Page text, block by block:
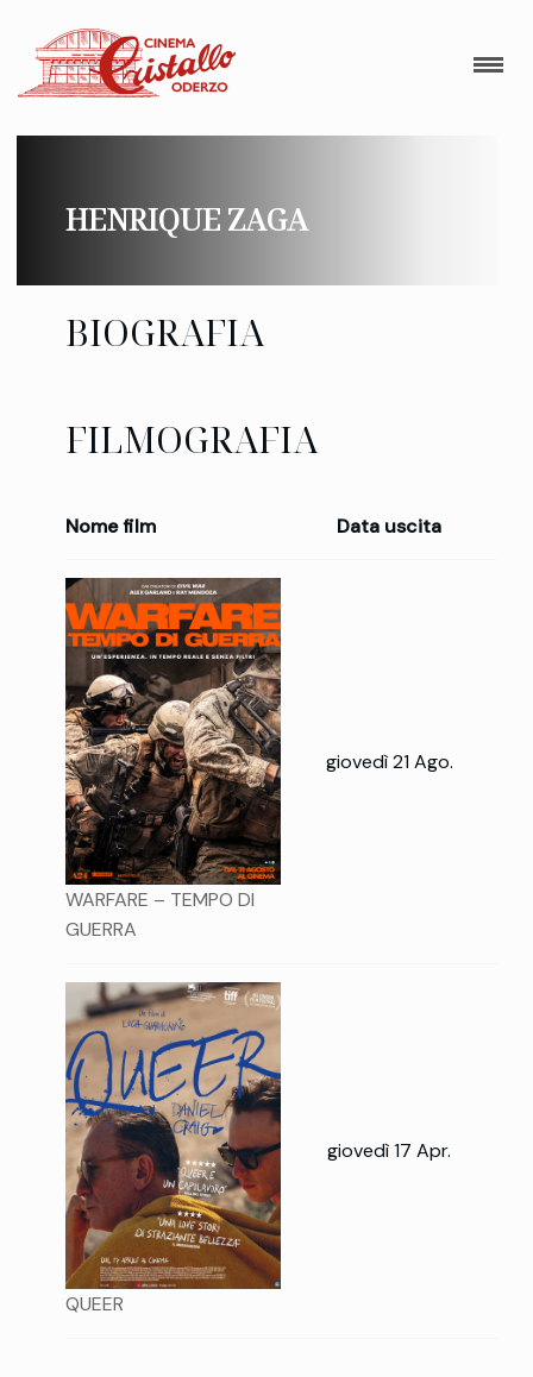
HENRIQUE ZAGA
BIOGRAFIA
FILMOGRAFIA
Nome film Data uscita
WARFARE – TEMPO DI
GUERRA
giovedì 21 Ago.
QUEER
giovedì 17 Apr.